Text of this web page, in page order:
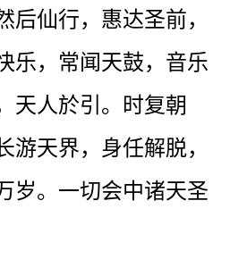
后仙行，惠达圣前，
乐，常闻天鼓，音乐
天人於引。时复朝
游天界，身任解脱，
岁。一切会中诸天圣